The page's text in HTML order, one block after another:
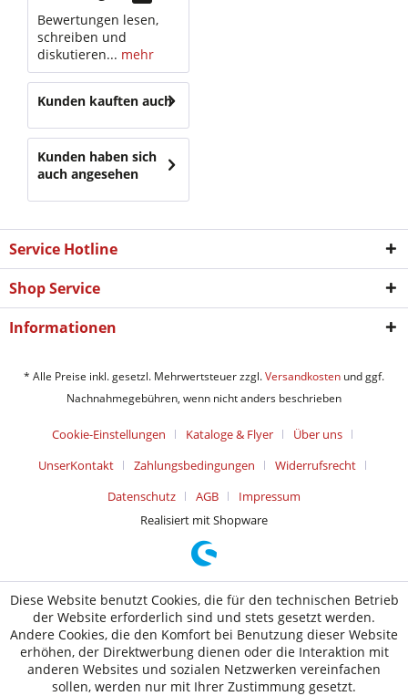
Bewertungen lesen,
schreiben und
diskutieren... mehr
Kunden kauften auch
Kunden haben sich
auch angesehen
Service Hotline
Shop Service
Informationen
* Alle Preise inkl. gesetzl. Mehrwertsteuer zzgl.Versandkosten und ggf.
Nachnahmegebühren, wenn nicht anders beschrieben
Cookie-Einstellungen Kataloge & Flyer
Über uns
UnserKontakt
Zahlungsbedingungen
Widerrufsrecht
Datenschutz
AGB
Impressum
Realisiert mit Shopware
Diese Website benutzt Cookies, die für den technischen Betrieb
der Website erforderlich sind und stets gesetzt werden.
Andere Cookies, die den Komfort bei Benutzung dieser Website
erhöhen, der Direktwerbung dienen oder die Interaktion mit
anderen Websites und sozialen Netzwerken vereinfachen
sollen, werden nur mit Ihrer Zustimmung gesetzt.